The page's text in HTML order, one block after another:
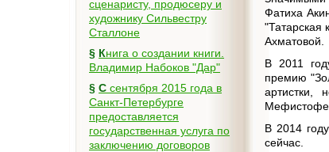
сценаристу, продюсеру и
художнику Сильвестру
Сталлоне
§ Книга о создании книги.
Владимир Набоков "Дар"
§ С сентября 2015 года в
Санкт-Петербурге
предоставляется
государственная услуга по
заключению договоров
Фатиха
"Татарская
Ахматовой.
В 2011
премию
артистки,
В 2014
сейчас.